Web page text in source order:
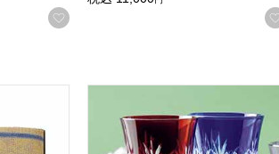
お気に入りに登録する
ら絞り込むことができます。